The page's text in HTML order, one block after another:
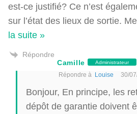
est-ce justifié? Ce n’est
sur l’état des lieux de sortie.
la suite »
Répondre
Camille
Administrateur
Répondre à Louise 30/
Bonjour, En principe, les
dépôt de garantie doivent